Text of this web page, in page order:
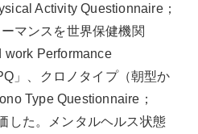
Activity Questionnaire；
マンスを世界保健機関
work Performance
」、クロノタイプ（朝型か
Type Questionnaire；
した。メンタルヘルス状態